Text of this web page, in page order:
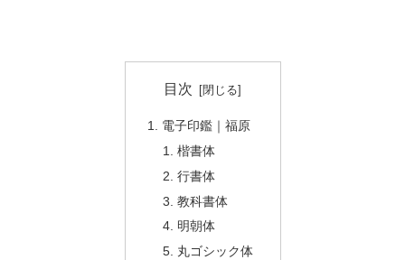
目次
電子印鑑｜福原
楷書体
行書体
教科書体
明朝体
丸ゴシック体